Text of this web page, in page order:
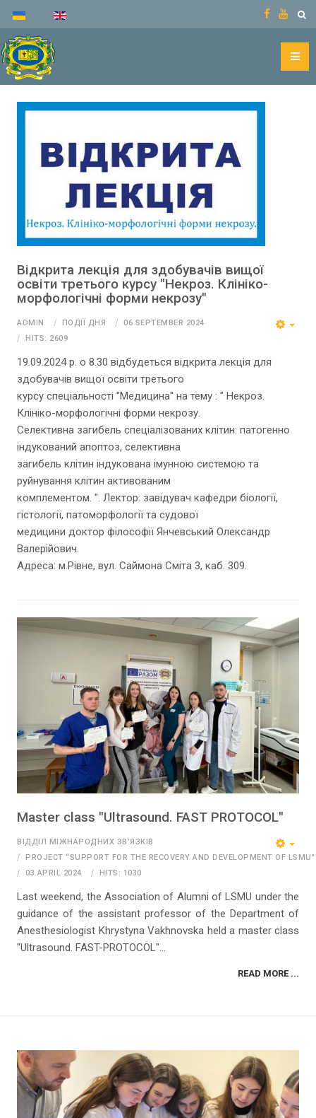
Відкрита лекція для здобувачів вищої
освіти третього курсу "Некроз. Клініко-
морфологічні форми некрозу"
ADMIN ПОДІЇ ДНЯ
06 SEPTEMBER 2024
HITS: 2609
19.09.2024 р. о 8.30 відбудеться відкрита лекція для
здобувачів вищої освіти третього
курсу спеціальності "Медицина" на тему : " Некроз.
Клініко-морфологічні форми некрозу.
Селективна загибель спеціалізованих клітин: патогенно
індукований апоптоз, селективна
загибель клітин індукована імунною системою та
руйнування клітин активованим
комплементом. ". Лектор: завідувач кафедри біології,
гістології, патоморфології та судової
медицини доктор філософії Янчевський Олександр
Валерійович.
Адреса: м.Рівне, вул. Саймона Сміта 3, каб. 309.
Master class "Ultrasound. FAST PROTOCOL"
ВІДДІЛ МІЖНАРОДНИХ ЗВ’ЯЗКІВ
PROJECT “SUPPORT FOR THE RECOVERY AND DEVELOPMENT OF LSMU"
03 APRIL 2024
HITS: 1030
Last weekend, the Association of Alumni of LSMU under the
guidance of the assistant professor of the Department of
Anesthesiologist Khrystyna Vakhnovska held a master class
"Ultrasound. FAST-PROTOCOL"...
READ MORE ...